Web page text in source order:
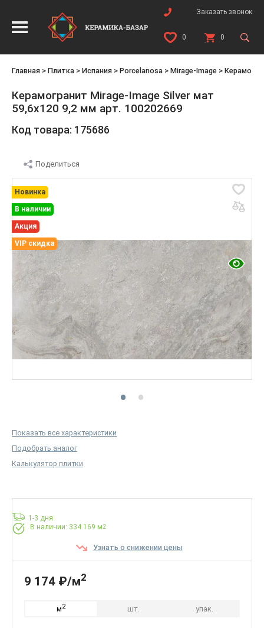
Заказать звонок
0 0
Главная > Плитка > Испания > Porcelanosa > Mirage-Image >
Керамогранит Mirage-Image Silver мат
59,6x120 9,2 мм арт. 100202669
Код товара: 175686
Поделиться
Новинка
В наличии
Акция
VIP скидка
Показать все характеристики
Подобрать аналог
Калькулятор плитки
1-3 дня
В наличии: 334.169 м2
Узнать о снижении цены
9 174 ₽/м2
м2 шт. упак.